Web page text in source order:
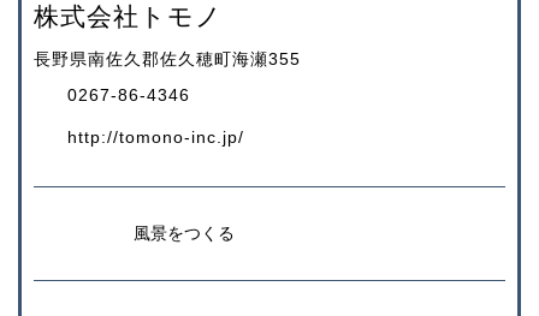
株式会社トモノ
長野県南佐久郡佐久穂町海瀬355
0267-86-4346
http://tomono-inc.jp/
風景をつくる